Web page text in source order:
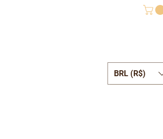
BRL (R$)